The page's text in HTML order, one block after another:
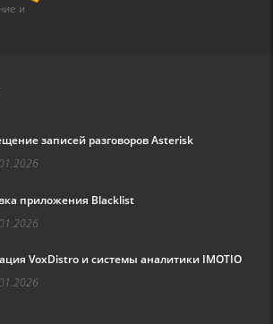
и
записей разговоров Asterisk
приложения Blacklist
VoxDistro и системы аналитики IMOTIO